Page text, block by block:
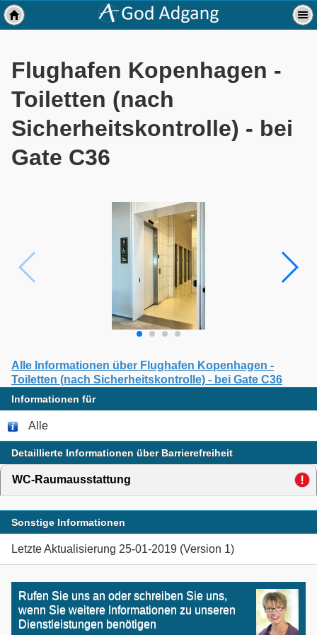
Flughafen Kopenhagen -
Toiletten (nach
Sicherheitskontrolle) - bei
Gate C36
Alle Informationen über Flughafen Kopenhagen -
Toiletten (nach Sicherheitskontrolle) - bei Gate C36
Informationen für
Alle
Detaillierte Informationen über Barrierefreiheit
WC-Raumausstattung
Sonstige Informationen
Letzte Aktualisierung 25-01-2019 (Version 1)
Rufen Sie uns an oder schreiben Sie uns,
wenn Sie weitere Informationen zu unseren
Dienstleistungen benötigen